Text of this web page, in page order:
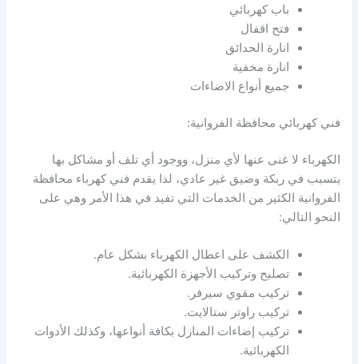
باب كهربائي
فتح اقفال
انارة الحدائق
انارة مخفية
جميع أنواع الاضاءات
فني كهربائي محافظة الفروانية:
الكهرباء لا غنى عنها لأي منزل، ووجود أي تلف أو مشاكل بها
يتسبب في ربكة وضيق غير عادي، لذا يقدم فني كهرباء محافظة
الفروانية الكثير من الخدمات التي تفيد في هذا الأمر وهي على
النحو التالي:
الكشف على اعطال الكهرباء بشكل عام.
تصليح وتركيب الأجهزة الكهربائية.
تركيب مقوي سيرفر.
تركيب راوتر ستالايت.
تركيب إضاءات المنازل بكافة أنواعها، وكذلك الأدوات
الكهربائية.